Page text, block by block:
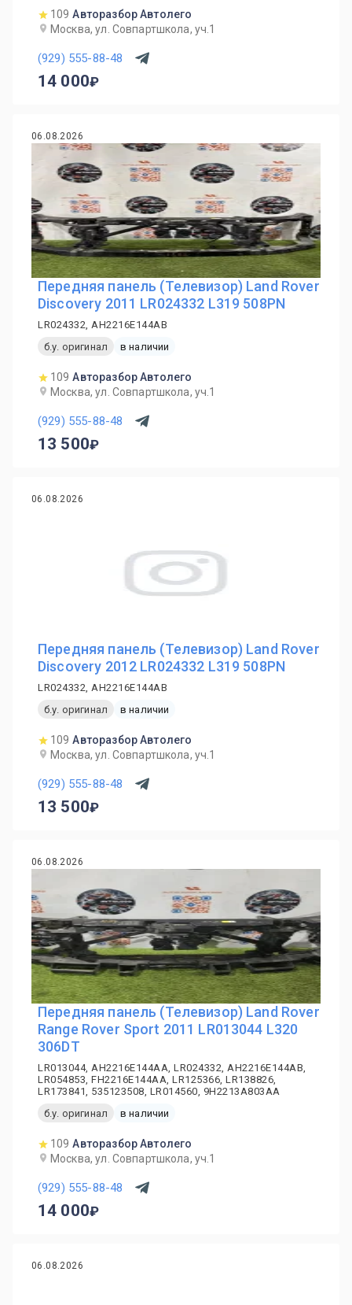
109 Авторазбор Автолего
Москва, ул. Совпартшкола, уч.1
(929) 555-88-48
14 000
06.08.2026
Передняя панель (Телевизор) Land Rover
Discovery 2011 LR024332 L319 508PN
LR024332, AH2216E144AB
б.у. оригинал
в наличии
109 Авторазбор Автолего
Москва, ул. Совпартшкола, уч.1
(929) 555-88-48
13 500
06.08.2026
Передняя панель (Телевизор) Land Rover
Discovery 2012 LR024332 L319 508PN
LR024332, AH2216E144AB
б.у. оригинал
в наличии
109 Авторазбор Автолего
Москва, ул. Совпартшкола, уч.1
(929) 555-88-48
13 500
06.08.2026
Передняя панель (Телевизор) Land Rover
Range Rover Sport 2011 LR013044 L320
306DT
LR013044, AH2216E144AA, LR024332, AH2216E144AB,
LR054853, FH2216E144AA, LR125366, LR138826,
LR173841, 535123508, LR014560, 9H2213A803AA
б.у. оригинал
в наличии
109 Авторазбор Автолего
Москва, ул. Совпартшкола, уч.1
(929) 555-88-48
14 000
06.08.2026